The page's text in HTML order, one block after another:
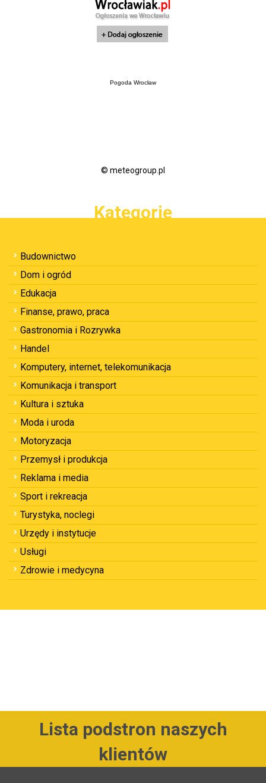
Pogoda Wrocław
© meteogroup.pl
Kategorie
Budownictwo
Dom i ogród
Edukacja
Finanse, prawo, praca
Gastronomia i Rozrywka
Handel
Komputery, internet, telekomunikacja
Komunikacja i transport
Kultura i sztuka
Moda i uroda
Motoryzacja
Przemysł i produkcja
Reklama i media
Sport i rekreacja
Turystyka, noclegi
Urzędy i instytucje
Usługi
Zdrowie i medycyna
Lista podstron naszych
klientów